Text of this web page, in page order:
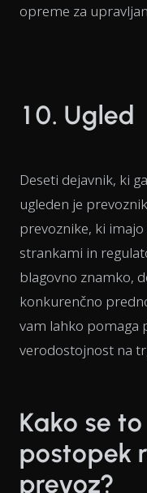
opreme za
10. Ugled
Deseti dejavnik, ki
ugleden je
prevoznike, ki
strankami in
blagovno znamko,
konkurenčno
vam lahko pomaga
verodostojnost na
Kako se
postopek
prevoz?